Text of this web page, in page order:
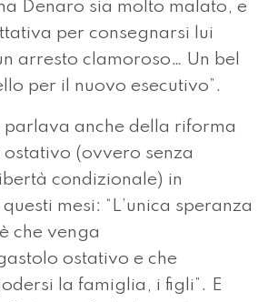
Denaro sia molto malato, e
per consegnarsi lui
arresto clamoroso… Un bel
per il nuovo esecutivo”.
anche della riforma
(ovvero senza
condizionale) in
mesi: “L’unica speranza
che venga
ostativo e che
la famiglia, i figli”. E